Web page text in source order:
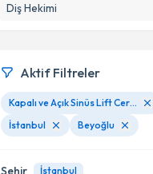
Diş Hekimi
Aktif Filtreler
Kapalı ve Açık Sinüs Lift Cerrahisi
İstanbul
Beyoğlu
Şehir İstanbul